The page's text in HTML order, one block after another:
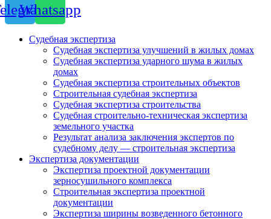
Whatsapp
Судебная экспертиза
Судебная экспертиза улучшений в жилых домах
Судебная экспертиза ударного шума в жилых
домах
Судебная экспертиза строительных объектов
Строительная судебная экспертиза
Судебная экспертиза строительства
Судебная строительно-техническая экспертиза
земельного участка
Результат анализа заключения экспертов по
судебному делу — строительная экспертиза
Экспертиза документации
Экспертиза проектной документации
зерносушильного комплекса
Строительная экспертиза проектной
документации
Экспертиза ширины возведенного бетонного